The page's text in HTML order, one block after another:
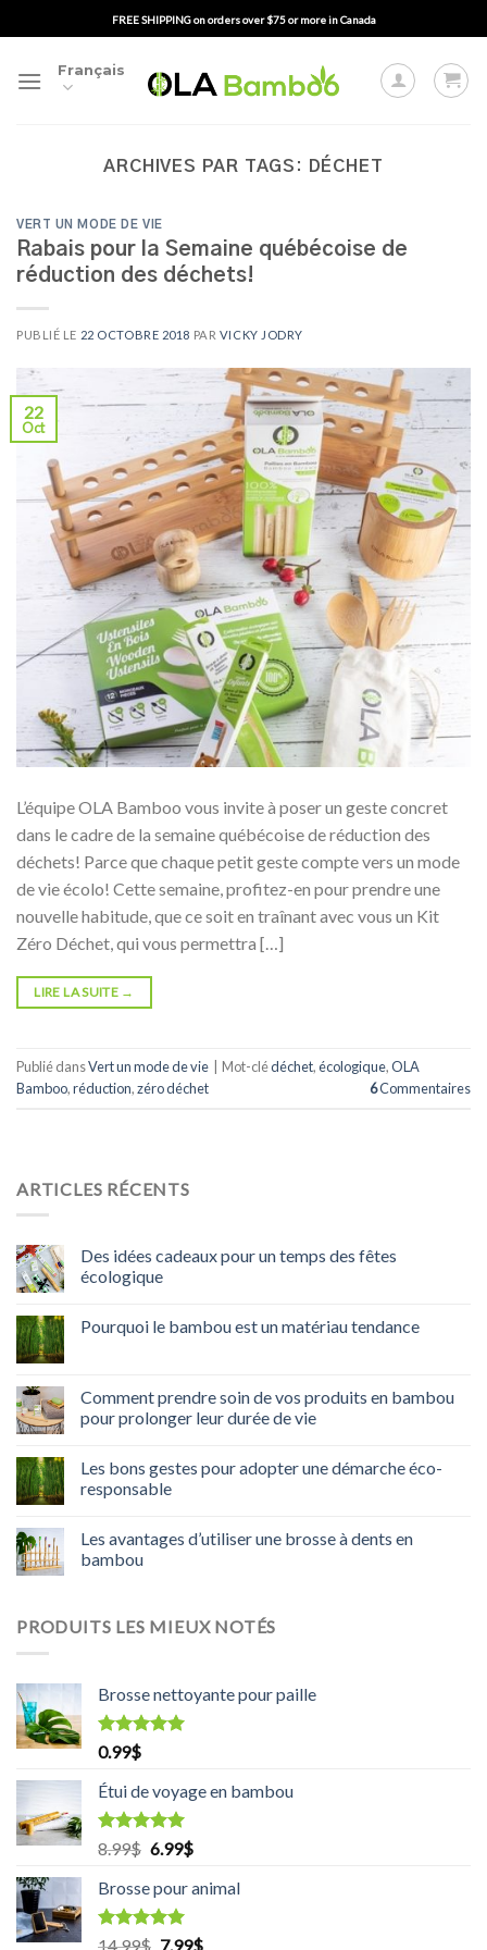
au
contenu
FREE SHIPPING on orders over $75 or more in Canada
Français
ARCHIVES PAR TAGS: DÉCHET
VERT UN MODE DE VIE
Rabais pour la Semaine québécoise de
réduction des déchets!
PUBLIÉ LE 22 OCTOBRE 2018 PAR VICKY JODRY
22
Oct
L’équipe OLA Bamboo vous invite à poser un geste concret
dans le cadre de la semaine québécoise de réduction des
déchets! Parce que chaque petit geste compte vers un mode
de vie écolo! Cette semaine, profitez-en pour prendre une
nouvelle habitude, que ce soit en traînant avec vous un Kit
Zéro Déchet, qui vous permettra […]
LIRE LA SUITE →
Publié dansVert un mode de vie Mot-clédéchet,écologique,OLA
Bamboo,réduction,zéro déchet 6Commentaires
ARTICLES RÉCENTS
Des idées cadeaux pour un temps des fêtes
écologique
Pourquoi le bambou est un matériau tendance
Comment prendre soin de vos produits en bambou
pour prolonger leur durée de vie
Les bons gestes pour adopter une démarche éco-
responsable
Les avantages d’utiliser une brosse à dents en
bambou
PRODUITS LES MIEUX NOTÉS
Brosse nettoyante pour paille
Rated
out of 5
0.99$
Étui de voyage en bambou
Rated
5.00
out of 5
8.99$ Original
was:
8.99$.
6.99$Current
is:
Brosse pour animal
Rated5.00
14.99$ Original
7.99$Current